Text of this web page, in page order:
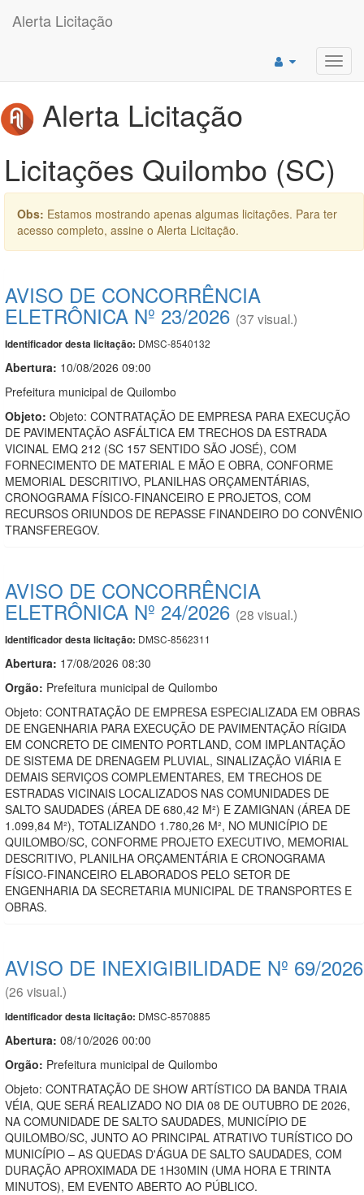
Alerta Licitação
Alerta Licitação
Licitações Quilombo (SC)
Obs: Estamos mostrando apenas algumas licitações. Para ter
acesso completo, assine o Alerta Licitação.
AVISO DE CONCORRÊNCIA
ELETRÔNICA Nº 23/2026 (37 visual.)
Identificador desta licitação: DMSC-8540132
Abertura: 10/08/2026 09:00
Prefeitura municipal de Quilombo
Objeto: Objeto: CONTRATAÇÃO DE EMPRESA PARA EXECUÇÃO
DE PAVIMENTAÇÃO ASFÁLTICA EM TRECHOS DA ESTRADA
VICINAL EMQ 212 (SC 157 SENTIDO SÃO JOSÉ), COM
FORNECIMENTO DE MATERIAL E MÃO E OBRA, CONFORME
MEMORIAL DESCRITIVO, PLANILHAS ORÇAMENTÁRIAS,
CRONOGRAMA FÍSICO-FINANCEIRO E PROJETOS, COM
RECURSOS ORIUNDOS DE REPASSE FINANDEIRO DO CONVÊNIO
TRANSFEREGOV.
AVISO DE CONCORRÊNCIA
ELETRÔNICA Nº 24/2026 (28 visual.)
Identificador desta licitação: DMSC-8562311
Abertura: 17/08/2026 08:30
Orgão: Prefeitura municipal de Quilombo
Objeto: CONTRATAÇÃO DE EMPRESA ESPECIALIZADA EM OBRAS
DE ENGENHARIA PARA EXECUÇÃO DE PAVIMENTAÇÃO RÍGIDA
EM CONCRETO DE CIMENTO PORTLAND, COM IMPLANTAÇÃO
DE SISTEMA DE DRENAGEM PLUVIAL, SINALIZAÇÃO VIÁRIA E
DEMAIS SERVIÇOS COMPLEMENTARES, EM TRECHOS DE
ESTRADAS VICINAIS LOCALIZADOS NAS COMUNIDADES DE
SALTO SAUDADES (ÁREA DE 680,42 M²) E ZAMIGNAN (ÁREA DE
1.099,84 M²), TOTALIZANDO 1.780,26 M², NO MUNICÍPIO DE
QUILOMBO/SC, CONFORME PROJETO EXECUTIVO, MEMORIAL
DESCRITIVO, PLANILHA ORÇAMENTÁRIA E CRONOGRAMA
FÍSICO-FINANCEIRO ELABORADOS PELO SETOR DE
ENGENHARIA DA SECRETARIA MUNICIPAL DE TRANSPORTES E
OBRAS.
AVISO DE INEXIGIBILIDADE Nº 69/2026
(26 visual.)
Identificador desta licitação: DMSC-8570885
Abertura: 08/10/2026 00:00
Orgão: Prefeitura municipal de Quilombo
Objeto: CONTRATAÇÃO DE SHOW ARTÍSTICO DA BANDA TRAIA
VÉIA, QUE SERÁ REALIZADO NO DIA 08 DE OUTUBRO DE 2026,
NA COMUNIDADE DE SALTO SAUDADES, MUNICÍPIO DE
QUILOMBO/SC, JUNTO AO PRINCIPAL ATRATIVO TURÍSTICO DO
MUNICÍPIO – AS QUEDAS D'ÁGUA DE SALTO SAUDADES, COM
DURAÇÃO APROXIMADA DE 1H30MIN (UMA HORA E TRINTA
MINUTOS), EM EVENTO ABERTO AO PÚBLICO.